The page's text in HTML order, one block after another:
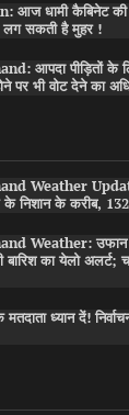
आज धामी कैबिनेट
लग सकती है मुहर !
आपदा पीड़ितों के
पर भी वोट देने का
Weather
के निशान के करीब,
Weather: उफान
का येलो अलर्ट;
ध्यान दें!